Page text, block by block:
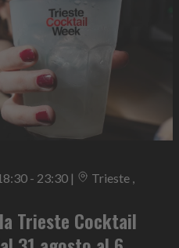
- 23:30 |
Trieste ,
Trieste Cocktail